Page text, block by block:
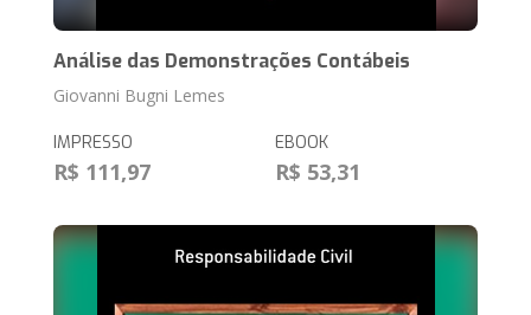
Análise das Demonstrações Contábeis
Giovanni Bugni Lemes
IMPRESSO
R$ 111,97
EBOOK
R$ 53,31